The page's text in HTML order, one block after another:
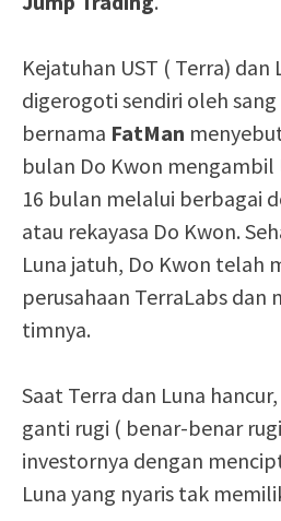
Kejatuhan UST ( Terra) dan
digerogoti sendiri oleh
bernama FatMan
bulan Do Kwon mengambil
16 bulan melalui berbagai
atau rekayasa Do Kwon.
Luna jatuh, Do Kwon telah
perusahaan TerraLabs dan
timnya.
Saat Terra dan Luna
ganti rugi ( benar-benar
investornya dengan
Luna yang nyaris tak